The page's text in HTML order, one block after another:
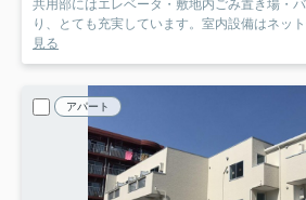
共用部にはエレベータ・敷地内ごみ置き場・
り、とても充実しています。室内設備はネッ
見る
アパート